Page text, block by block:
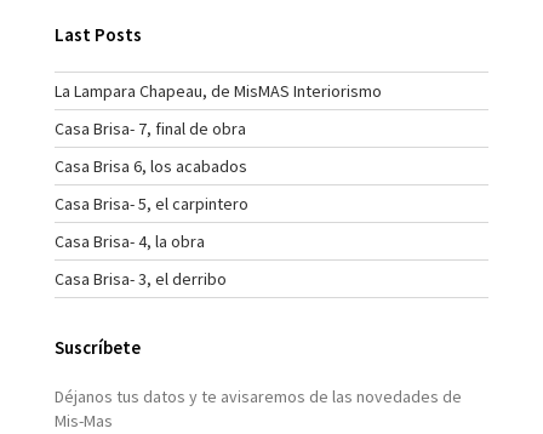
Last Posts
La Lampara Chapeau, de MisMAS Interiorismo
Casa Brisa- 7, final de obra
Casa Brisa 6, los acabados
Casa Brisa- 5, el carpintero
Casa Brisa- 4, la obra
Casa Brisa- 3, el derribo
Suscríbete
Déjanos tus datos y te avisaremos de las novedades de
Mis-Mas